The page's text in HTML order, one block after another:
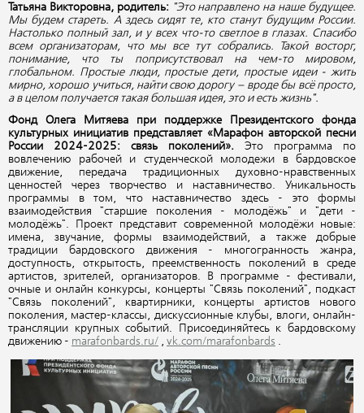
Татьяна Викторовна, родитель: "Это направлено на наше будущее.
Мы будем стареть. А здесь сидят те, кто станут будущим России.
Настолько полный зал, и у всех что-то светлое в глазах. Спасибо
всем организаторам, что мы все тут собрались. Такой восторг,
понимание, что ты поприсутствовал на чем-то мировом,
глобальном. Простые люди, простые дети, простые идеи - жить
мирно, хорошо учиться, найти свою дорогу – вроде бы всё просто,
а в целом получается такая большая идея, это и есть жизнь".
Фонд Олега Митяева при поддержке Президентского фонда
культурных инициатив представляет «Марафон авторской песни
России 2024-2025: связь поколений». Это программа по
вовлечению рабочей и студенческой молодежи в бардовское
движение, передача традиционных духовно-нравственных
ценностей через творчество и наставничество. Уникальность
программы в том, что наставничество здесь - это формы
взаимодействия "старшие поколения - молодёжь" и "дети -
молодёжь". Проект представит современной молодёжи новые:
имена, звучание, формы взаимодействий, а также добрые
традиции бардовского движения - многогранность жанра,
доступность, открытость, преемственность поколений в среде
артистов, зрителей, организаторов. В программе - фестивали,
очные и онлайн конкурсы, концерты "Связь поколений", подкаст
"Связь поколений", квартирники, концерты артистов нового
поколения, мастер-классы, дискуссионные клубы, влоги, онлайн-
трансляции крупных событий. Присоединяйтесь к бардовскому
движению - marafonbards.ru/ vk.com/marafonbards